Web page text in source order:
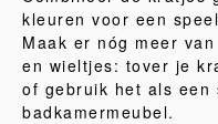
kleuren voor een
Maak er nóg meer
en wieltjes: tover je
of gebruik het als
badkamermeubel.